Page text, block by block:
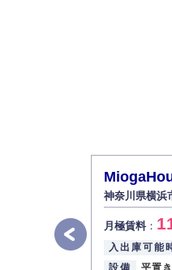
法
お
また
6.
弊社
株式
代表
神奈川県横浜
月極賃料：
入出庫可能
設備
平置き